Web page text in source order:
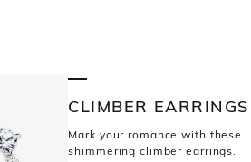
CLIMBER EARRINGS
Mark your romance with these
shimmering climber earrings.